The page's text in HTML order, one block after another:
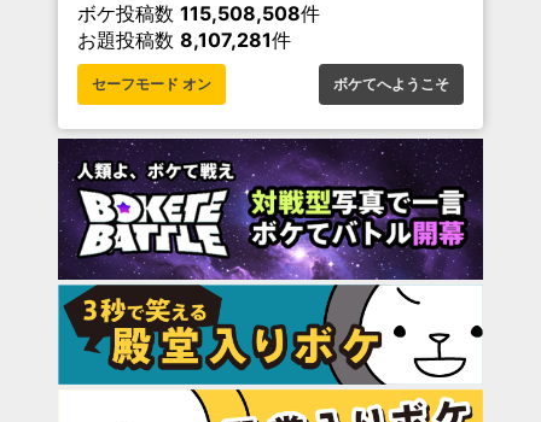
ボケ投稿数 115,508,508件
お題投稿数 8,107,281件
セーフモード オン ボケてへようこそ